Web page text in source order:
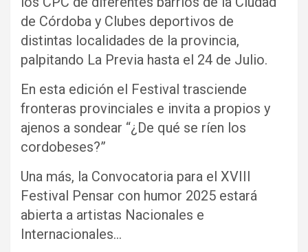
de Córdoba y Clubes deportivos de
distintas localidades de la provincia,
palpitando La Previa hasta el 24 de Julio.
En esta edición el Festival trasciende
fronteras provinciales e invita a propios y
ajenos a sondear “¿De qué se ríen los
cordobeses?”
Una más, la Convocatoria para el XVIII
Festival Pensar con humor 2025 estará
abierta a artistas Nacionales e
Internacionales…